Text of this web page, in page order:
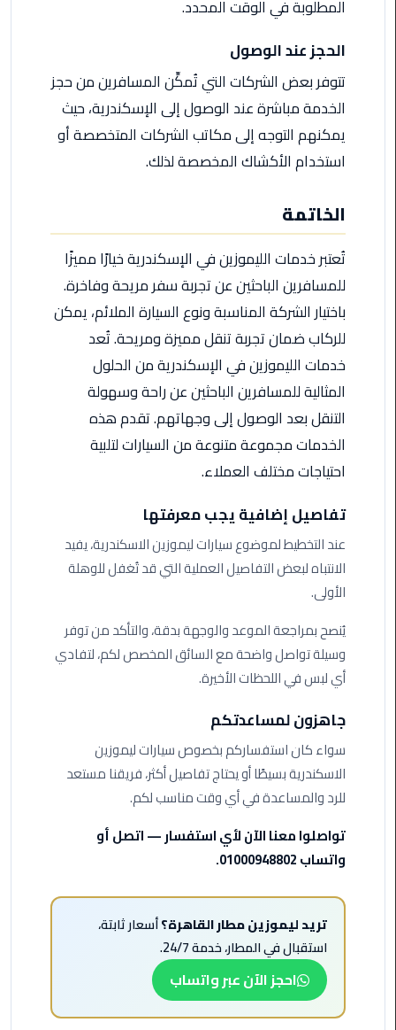
ليموزين
الجديدة
ليموزين
الاسكندريه
السويس
تاكسي
المطار
ليموزين
الاسكندريه
مطار
القاهرة
الاسكندريه
مطروح
المطار
ليموزين
الأحمر
القاهرة
ليموزين
السخنة
المطلوبة في الوقت المحدد.
الحجز عند الوصول
تتوفر بعض الشركات التي تُمكِّن المسافرين من حجز
الخدمة مباشرة عند الوصول إلى الإسكندرية، حيث
يمكنهم التوجه إلى مكاتب الشركات المتخصصة أو
استخدام الأكشاك المخصصة لذلك.
الخاتمة
تُعتبر خدمات الليموزين في الإسكندرية خيارًا مميزًا
للمسافرين الباحثين عن تجربة سفر مريحة وفاخرة.
باختيار الشركة المناسبة ونوع السيارة الملائم، يمكن
للركاب ضمان تجربة تنقل مميزة ومريحة. تُعد
خدمات الليموزين في الإسكندرية من الحلول
المثالية للمسافرين الباحثين عن راحة وسهولة
التنقل بعد الوصول إلى وجهاتهم. تقدم هذه
الخدمات مجموعة متنوعة من السيارات لتلبية
احتياجات مختلف العملاء.
تفاصيل إضافية يجب معرفتها
عند التخطيط لموضوع سيارات ليموزين الاسكندرية، يفيد
الانتباه لبعض التفاصيل العملية التي قد تُغفل للوهلة
الأولى.
يُنصح بمراجعة الموعد والوجهة بدقة، والتأكد من توفر
وسيلة تواصل واضحة مع السائق المخصص لكم، لتفادي
أي لبس في اللحظات الأخيرة.
جاهزون لمساعدتكم
سواء كان استفساركم بخصوص سيارات ليموزين
الاسكندرية بسيطًا أو يحتاج تفاصيل أكثر، فريقنا مستعد
للرد والمساعدة في أي وقت مناسب لكم.
تواصلوا معنا الآن لأي استفسار — اتصل أو
واتساب 01000948802.
تريد ليموزين مطار القاهرة؟أسعار ثابتة،
استقبال في المطار، خدمة 24/7.
احجز الآن عبر واتساب